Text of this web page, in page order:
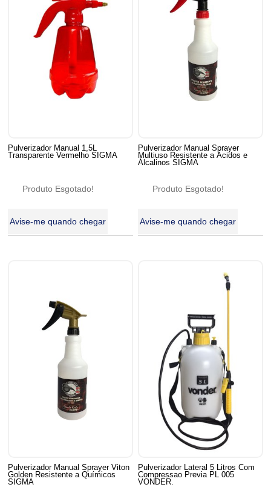
Pulverizador Manual 1,5L
Transparente Vermelho SIGMA
Produto Esgotado!
Avise-me quando chegar
Pulverizador Manual Sprayer
Multiuso Resistente a Ácidos e
Álcalinos SIGMA
Produto Esgotado!
Avise-me quando chegar
Pulverizador Manual Sprayer Viton
Golden Resistente a Químicos
SIGMA
Pulverizador Lateral 5 Litros Com
Compressao Previa PL 005
VONDER.